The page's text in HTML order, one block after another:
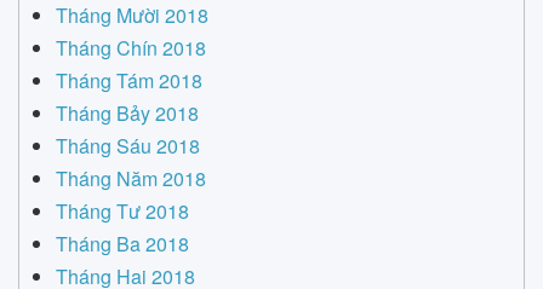
Tháng Mười 2018
Tháng Chín 2018
Tháng Tám 2018
Tháng Bảy 2018
Tháng Sáu 2018
Tháng Năm 2018
Tháng Tư 2018
Tháng Ba 2018
Tháng Hai 2018